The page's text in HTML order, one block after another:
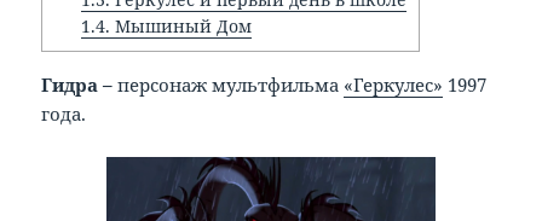
1.4. Мышиный Дом
Гидра –персонаж мультфильма «Геркулес» 1997
года.